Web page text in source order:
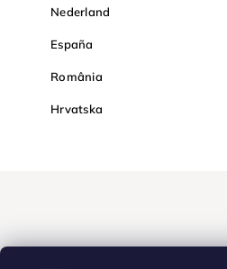
Nederland
España
România
Hrvatska